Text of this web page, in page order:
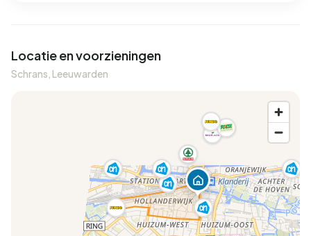
Locatie en voorzieningen
Schrans, Leeuwarden